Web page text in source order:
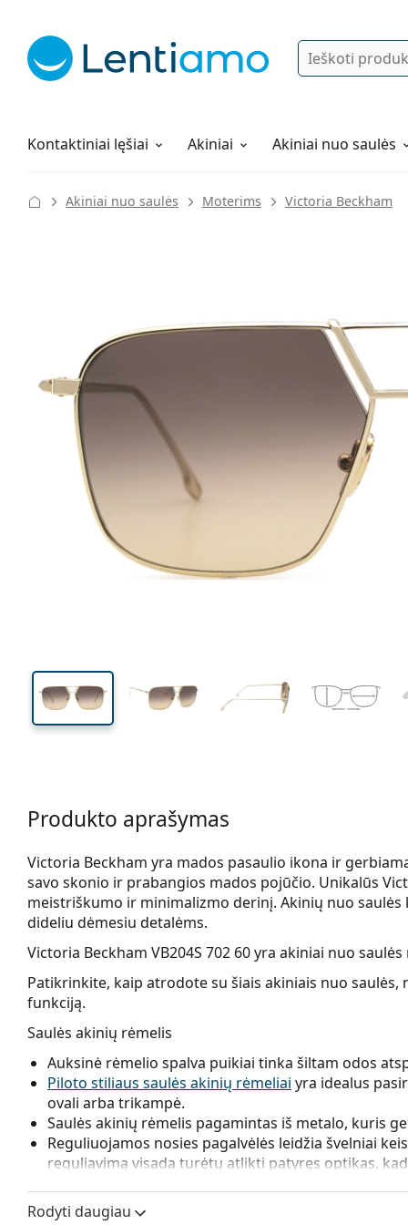
Ieškoti
Kontaktiniai lęšiai
Lęšių tirpalai Akiniai Akiniai nuo saulės
Viskas apie apsipirkimą pas mus
Akiniai nuo saulės Moterims Victoria Beckham
49 mm
Lęšio aukštis
Lęšio
Produkto aprašymas
Victoria Beckham yra mados pasaulio ikona ir
savo skonio ir prabangios mados pojūčio. Unikalūs
meistriškumo ir minimalizmo derinį. Akinių nuo
dideliu dėmesiu detalėms.
Victoria Beckham VB204S 702 60yra akiniai nuo
Patikrinkite, kaip atrodote su šiais akiniais nuo
funkciją.
Saulės akinių rėmelis
Auksinė rėmelio spalva puikiai tinka šiltam odos
Piloto stiliaus saulės akinių rėmeliai yra idealus
ovali arba trikampė.
Saulės akinių rėmelis pagamintas iš metalo, kuris
Reguliuojamos nosies pagalvėlės leidžia švelniai
reguliavimą visada turėtų atlikti patyręs optikas,
Saulės akinių lęšis
Rodyti daugiau